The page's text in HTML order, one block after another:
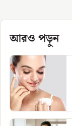
আরও পড়ুন